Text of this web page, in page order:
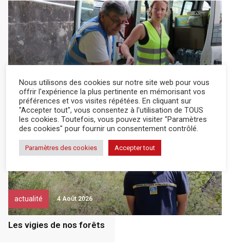
Un élan de solidarité important
actualité 4 Août 2026
Les vigies de nos forêts
Nous utilisons des cookies sur notre site web pour vous
offrir l'expérience la plus pertinente en mémorisant vos
préférences et vos visites répétées. En cliquant sur
"Accepter tout", vous consentez à l'utilisation de TOUS
les cookies. Toutefois, vous pouvez visiter "Paramètres
des cookies" pour fournir un consentement contrôlé.
Paramètres des cookies Accepter tout